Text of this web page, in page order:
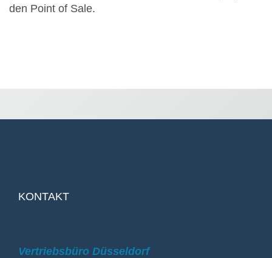
den Point of Sale.
KONTAKT
Vertriebsbüro Düsseldorf